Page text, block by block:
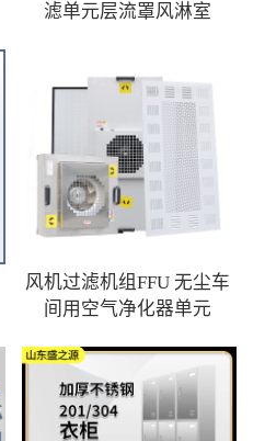
滤单元层流罩风淋室
风机过滤机组FFU 无尘车
间用空气净化器单元